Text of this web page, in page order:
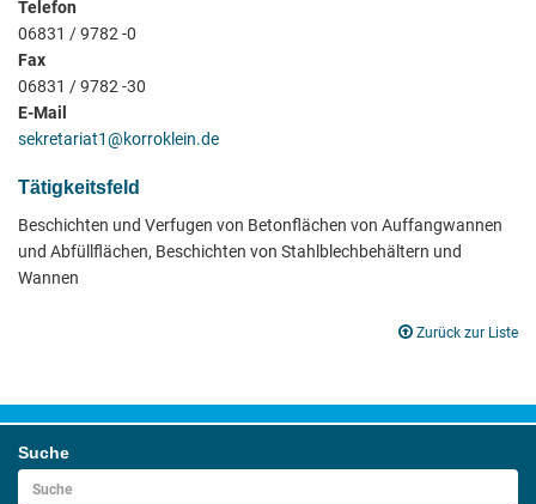
Telefon
06831 / 9782 -0
Fax
06831 / 9782 -30
E-Mail
sekretariat1@korroklein.de
Tätigkeitsfeld
Beschichten und Verfugen von Betonflächen von Auffangwannen
und Abfüllflächen, Beschichten von Stahlblechbehältern und
Wannen
Zurück zur Liste
Suche